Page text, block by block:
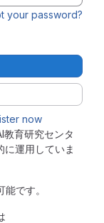
教育研究センタ
に運用していま
です。
your password?
now